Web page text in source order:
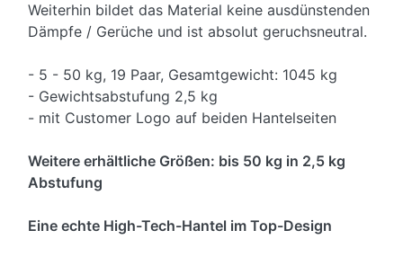
Weiterhin bildet das Material keine ausdünstenden
Dämpfe / Gerüche und ist absolut geruchsneutral.
- 5 - 50 kg, 19 Paar, Gesamtgewicht: 1045 kg
- Gewichtsabstufung 2,5 kg
- mit Customer Logo auf beiden Hantelseiten
Weitere erhältliche Größen: bis 50 kg in 2,5 kg
Abstufung
Eine echte High-Tech-Hantel im Top-Design